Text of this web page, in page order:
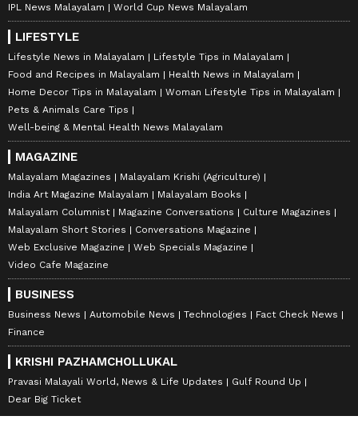
IPL News Malayalam
World Cup News Malayalam
LIFESTYLE
Lifestyle News in Malayalam
Lifestyle Tips in Malayalam
Food and Recipes in Malayalam
Health News in Malayalam
Home Decor Tips in Malayalam
Woman Lifestyle Tips in Malayalam
Pets & Animals Care Tips
Well-being & Mental Health News Malayalam
MAGAZINE
Malayalam Magazines
Malayalam Krishi (Agriculture)
India Art Magazine Malayalam
Malayalam Books
Malayalam Columnist
Magazine Conversations
Culture Magazines
Malayalam Short Stories
Conversations Magazine
Web Exclusive Magazine
Web Specials Magazine
Video Cafe Magazine
BUSINESS
Business News Automobile News Technologies
Fact Check News
Finance
KRISHI PAZHAMCHOLLUKAL
Pravasi Malayali World, News & Life Updates
Gulf Round Up
Dear Big Ticket